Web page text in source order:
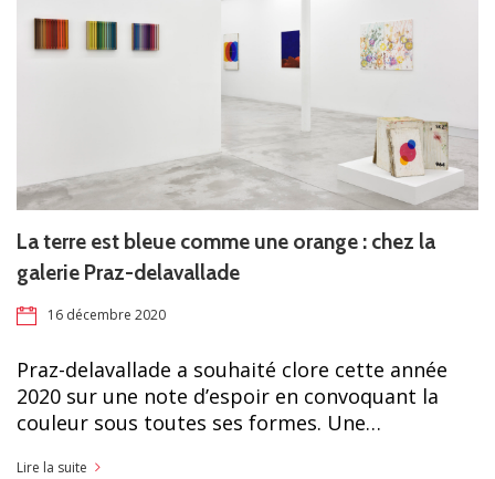
La terre est bleue comme une orange : chez la
galerie Praz-delavallade
16 décembre 2020
Praz-delavallade a souhaité clore cette année
2020 sur une note d’espoir en convoquant la
couleur sous toutes ses formes. Une…
Lire la suite